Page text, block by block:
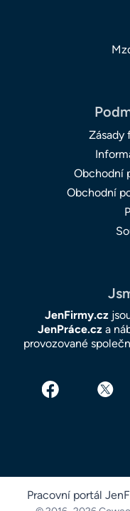
Zásady
Obchodní
Obchodní
JenFirmy.cz
JenPráce.cza
provozované
Pracovní portál